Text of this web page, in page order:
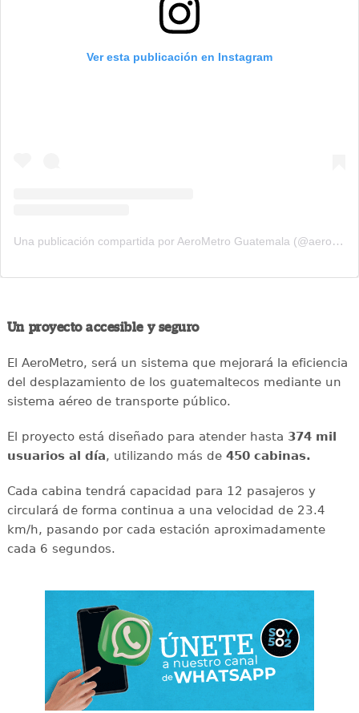
Ver esta publicación en Instagram
Una publicación compartida por AeroMetro Guatemala (@aerometrogt)
Un proyecto accesible y seguro
El AeroMetro, será un sistema que mejorará la eficiencia
del desplazamiento de los guatemaltecos mediante un
sistema aéreo de transporte público.
El proyecto está diseñado para atender hasta 374 mil
usuarios al día, utilizando más de 450 cabinas.
Cada cabina tendrá capacidad para 12 pasajeros y
circulará de forma continua a una velocidad de 23.4
km/h, pasando por cada estación aproximadamente
cada 6 segundos.